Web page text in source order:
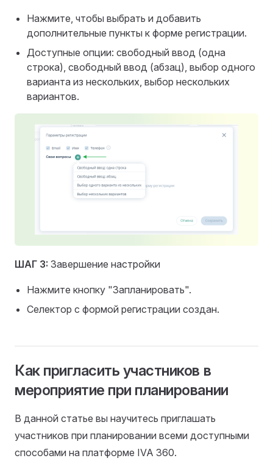
Нажмите, чтобы выбрать и добавить
дополнительные пункты к форме регистрации.
Доступные опции: свободный ввод (одна
строка), свободный ввод (абзац), выбор одного
варианта из нескольких, выбор нескольких
вариантов.
ШАГ 3: Завершение настройки
Нажмите кнопку "Запланировать".
Селектор с формой регистрации создан.
Как пригласить участников в
мероприятие при планировании
В данной статье вы научитесь приглашать
участников при планировании всеми доступными
способами на платформе IVA 360.